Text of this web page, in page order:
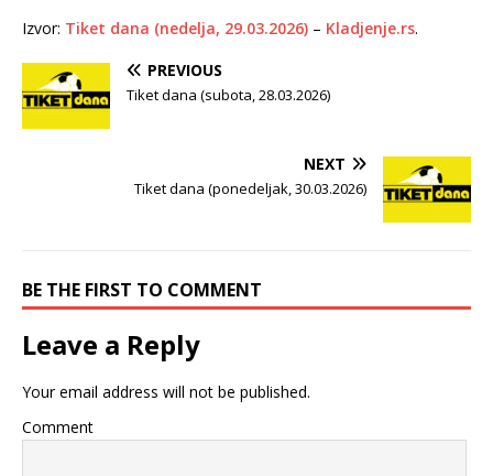
Izvor: Tiket dana (nedelja, 29.03.2026) – Kladjenje.rs.
PREVIOUS
Tiket dana (subota, 28.03.2026)
NEXT
Tiket dana (ponedeljak, 30.03.2026)
BE THE FIRST TO COMMENT
Leave a Reply
Your email address will not be published.
Comment